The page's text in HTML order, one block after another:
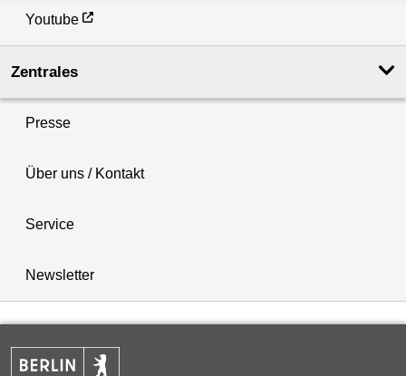
Youtube
Zentrales
Presse
Über uns / Kontakt
Service
Newsletter